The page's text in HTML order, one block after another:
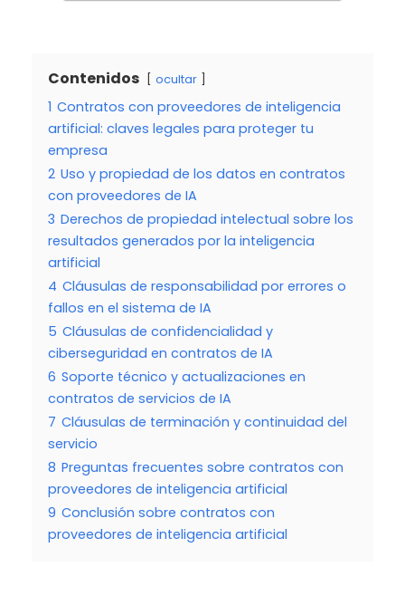
Contenidos ocultar
1 Contratos con proveedores de inteligencia
artificial: claves legales para proteger tu
empresa
2 Uso y propiedad de los datos en contratos
con proveedores de IA
3 Derechos de propiedad intelectual sobre los
resultados generados por la inteligencia
artificial
4 Cláusulas de responsabilidad por errores o
fallos en el sistema de IA
5 Cláusulas de confidencialidad y
ciberseguridad en contratos de IA
6 Soporte técnico y actualizaciones en
contratos de servicios de IA
7 Cláusulas de terminación y continuidad del
servicio
8 Preguntas frecuentes sobre contratos con
proveedores de inteligencia artificial
9 Conclusión sobre contratos con
proveedores de inteligencia artificial